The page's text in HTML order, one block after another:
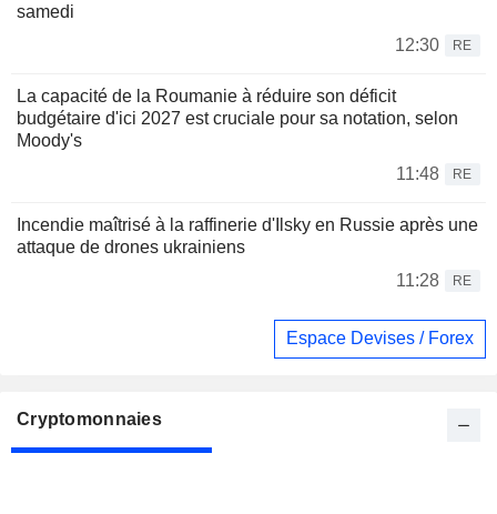
samedi
12:30
RE
La capacité de la Roumanie à réduire son déficit
budgétaire d'ici 2027 est cruciale pour sa notation, selon
Moody's
11:48
RE
Incendie maîtrisé à la raffinerie d'Ilsky en Russie après une
attaque de drones ukrainiens
11:28
RE
Espace Devises / Forex
Cryptomonnaies